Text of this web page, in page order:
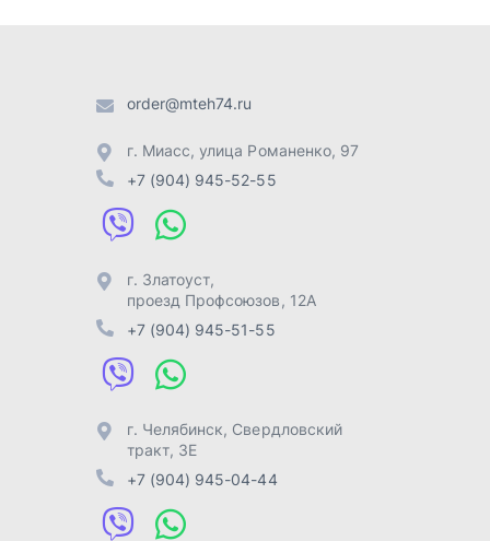
г. Челябинск,Свердловский
тракт, 3Е
Отправить заявку
Разработка -